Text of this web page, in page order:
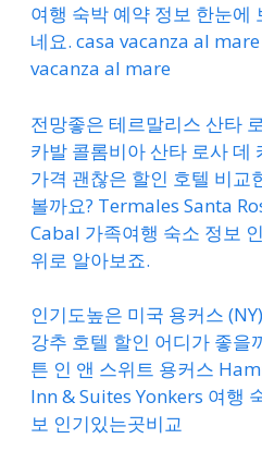
여행 숙박 예약 정보 한눈에
네요. casa vacanza al
vacanza al mare
전망좋은 테르말리스 산타
카발 콜롬비아 산타 로사 데
가격 괜찮은 할인 호텔 비교
볼까요? Termales Santa
Cabal 가족여행 숙소 정보
위로 알아보죠.
인기도높은 미국 용커스
강추 호텔 할인 어디가 좋을
튼 인 앤 스위트 용커스
Inn & Suites Yonkers 여행
보 인기있는곳비교